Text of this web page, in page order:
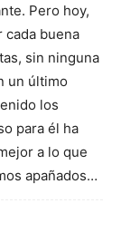
Pero hoy,
cada buena
sin ninguna
un último
los
para él ha
a lo que
apañados…